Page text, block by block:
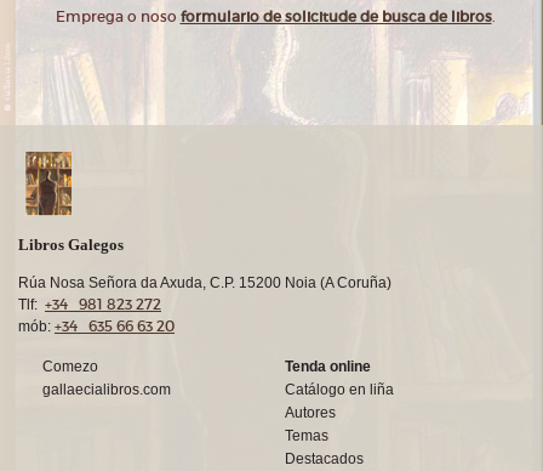
Emprega o noso formulario de solicitude de busca de libros.
Libros Galegos
Rúa Nosa Señora da Axuda, C.P. 15200 Noia (A Coruña)
Tlf: +34 981 823 272
mób: +34 635 66 63 20
Comezo
gallaecialibros.com
Tenda online
Catálogo en liña
Autores
Temas
Destacados